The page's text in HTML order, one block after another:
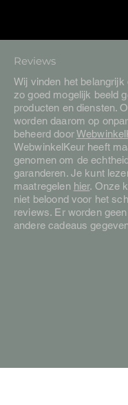
Reviews
Wij vinden het
zo goed mogelijk beeld
producten en diensten.
worden daarom op
beheerd door
WebwinkelKeur heeft
genomen om de
garanderen. Je kunt
maatregelen hier. Onze
niet beloond voor het
reviews. Er worden
andere cadeaus